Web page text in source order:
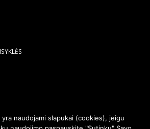
naudojami slapukai (cookies), jeigu